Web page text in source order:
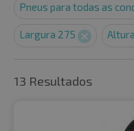
Pneus para todas as
Largura 275
13 Resultados